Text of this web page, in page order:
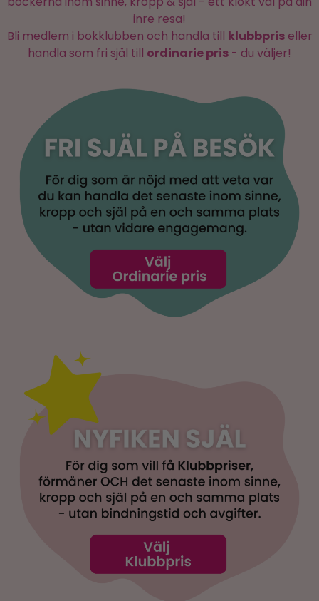
inre resa!
Bli medlem i bokklubben och handla till klubbpriseller
handla som fri själ till ordinarie pris - du väljer!